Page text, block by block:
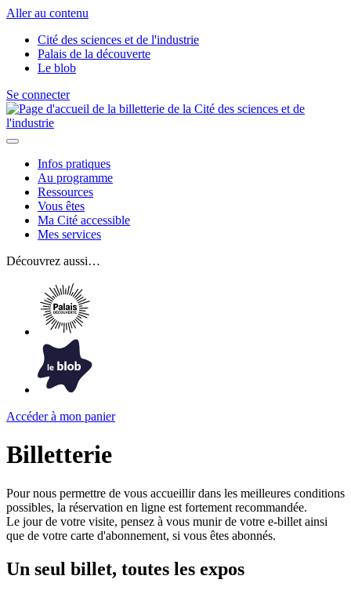
Aller au contenu
Cité des sciences et de l'industrie
Palais de la découverte
Le blob
Se connecter
Infos pratiques
Au programme
Ressources
Vous êtes
Ma Cité accessible
Mes services
Découvrez aussi…
Accéder à mon panier
Billetterie
Pour nous permettre de vous accueillir dans les meilleures conditions
possibles, la réservation en ligne est fortement recommandée.
Le jour de votre visite, pensez à vous munir de votre e-billet ainsi
que de votre carte d'abonnement, si vous êtes abonnés.
Un seul billet, toutes les expos